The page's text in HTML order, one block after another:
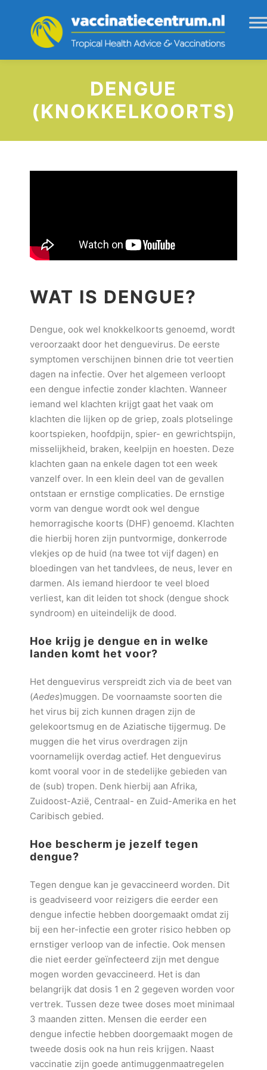
DENGUE
(KNOKKELKOORTS)
WAT IS DENGUE?
Dengue, ook wel knokkelkoorts genoemd, wordt
veroorzaakt door het denguevirus. De eerste
symptomen verschijnen binnen drie tot veertien
dagen na infectie. Over het algemeen verloopt
een dengue infectie zonder klachten. Wanneer
iemand wel klachten krijgt gaat het vaak om
klachten die lijken op de griep, zoals plotselinge
koortspieken, hoofdpijn, spier- en gewrichtspijn,
misselijkheid, braken, keelpijn en hoesten. Deze
klachten gaan na enkele dagen tot een week
vanzelf over. In een klein deel van de gevallen
ontstaan er ernstige complicaties. De ernstige
vorm van dengue wordt ook wel dengue
hemorragische koorts (DHF) genoemd. Klachten
die hierbij horen zijn puntvormige, donkerrode
vlekjes op de huid (na twee tot vijf dagen) en
bloedingen van het tandvlees, de neus, lever en
darmen. Als iemand hierdoor te veel bloed
verliest, kan dit leiden tot shock (dengue shock
syndroom) en uiteindelijk de dood.
Hoe krijg je dengue en in welke
landen komt het voor?
Het denguevirus verspreidt zich via de beet van
(Aedes)muggen. De voornaamste soorten die
het virus bij zich kunnen dragen zijn de
gelekoortsmug en de Aziatische tijgermug. De
muggen die het virus overdragen zijn
voornamelijk overdag actief. Het denguevirus
komt vooral voor in de stedelijke gebieden van
de (sub) tropen. Denk hierbij aan Afrika,
Zuidoost-Azië, Centraal- en Zuid-Amerika en het
Caribisch gebied.
Hoe bescherm je jezelf tegen
dengue?
Tegen dengue kan je gevaccineerd worden. Dit
is geadviseerd voor reizigers die eerder een
dengue infectie hebben doorgemaakt omdat zij
bij een her-infectie een groter risico hebben op
ernstiger verloop van de infectie. Ook mensen
die niet eerder geïnfecteerd zijn met dengue
mogen worden gevaccineerd. Het is dan
belangrijk dat dosis 1 en 2 gegeven worden voor
vertrek. Tussen deze twee doses moet minimaal
3 maanden zitten. Mensen die eerder een
dengue infectie hebben doorgemaakt mogen de
tweede dosis ook na hun reis krijgen. Naast
vaccinatie zijn goede antimuggenmaatregelen